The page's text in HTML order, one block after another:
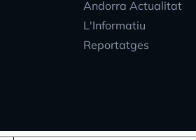
Andorra Actualitat
L'Informatiu
Reportatges